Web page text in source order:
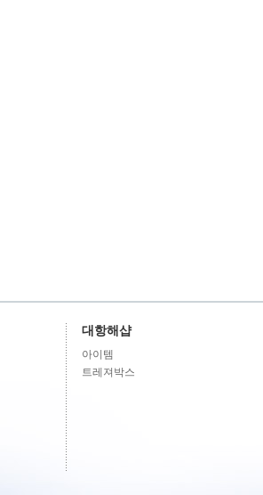
대항해샵
아이템
트레져박스